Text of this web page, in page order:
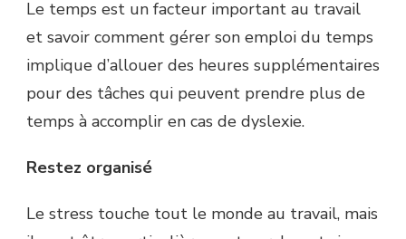
Le temps est un facteur important au travail
et savoir comment gérer son emploi du temps
implique d’allouer des heures supplémentaires
pour des tâches qui peuvent prendre plus de
temps à accomplir en cas de dyslexie.
Restez organisé
Le stress touche tout le monde au travail, mais